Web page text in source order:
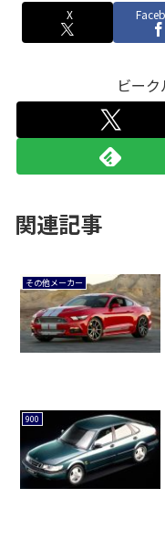
X
ビー
関連記事
その他メーカー
900